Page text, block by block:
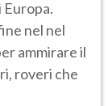
Europa.
nel nel
ammirare il
roveri che